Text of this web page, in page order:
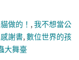
做的！ ,我不想當公
感謝書,數位世界的孩
大舞臺